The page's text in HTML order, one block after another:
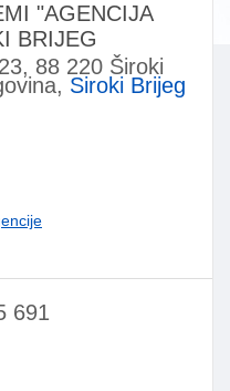
"AGENCIJA
BRIJEG
88 220 Široki
Siroki Brijeg
691